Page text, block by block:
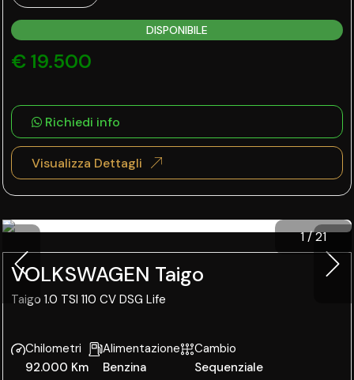
DISPONIBILE
€ 19.500
Richiedi info
Visualizza Dettagli
1/21
VOLKSWAGEN Taigo
Taigo 1.0 TSI 110 CV DSG Life
Chilometri
92.000 Km
Alimentazione
Benzina
Cambio
Sequenziale